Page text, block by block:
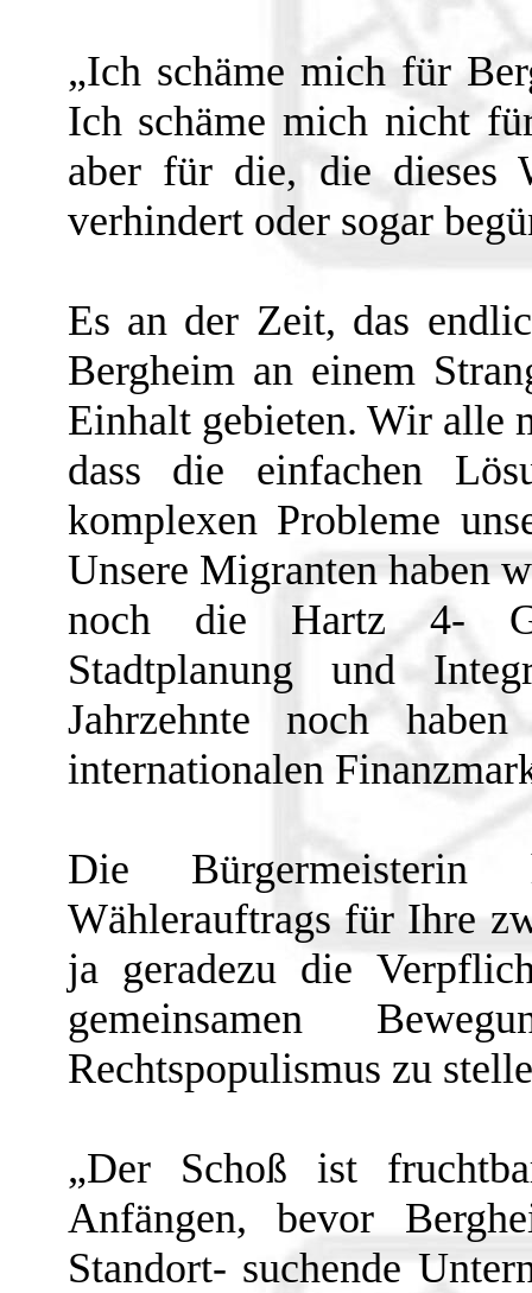
„Ich schäme mich für
Ich schäme mich nicht
aber für die, die dieses
verhindert oder sogar
Es an der Zeit, das
Bergheim an einem
Einhalt gebieten. Wir alle
dass die einfachen
komplexen Probleme
Unsere Migranten haben
noch die Hartz 4-
Stadtplanung und
Jahrzehnte noch
internationalen
Die Bürgermeisterin
Wählerauftrags für Ihre
ja geradezu die
gemeinsamen
Rechtspopulismus zu
„Der Schoß ist
Anfängen, bevor
Standort- suchende